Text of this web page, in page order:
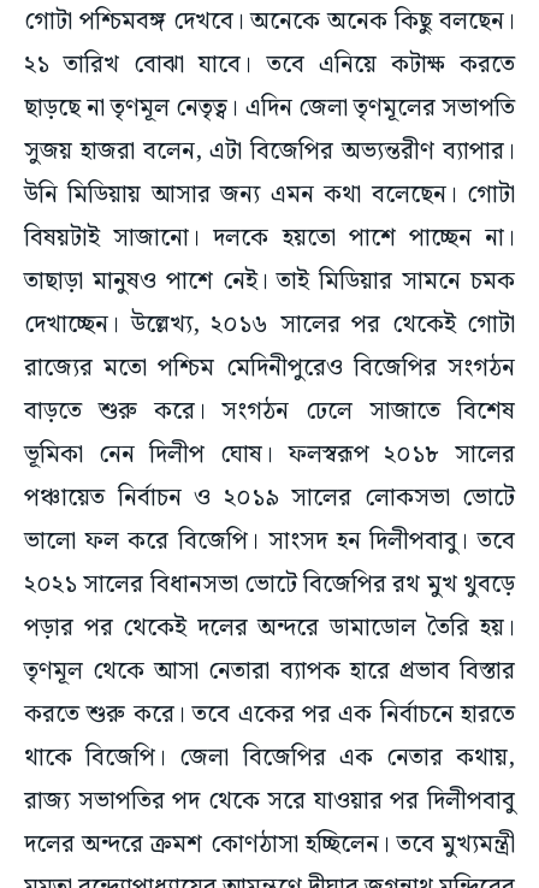
গোটা পশ্চিমবঙ্গ দেখবে। অনেকে অনেক কিছু বলছেন।
২১ তারিখ বোঝা যাবে। তবে এনিয়ে কটাক্ষ করতে
ছাড়ছে না তৃণমূল নেতৃত্ব। এদিন জেলা তৃণমূলের সভাপতি
সুজয় হাজরা বলেন, এটা বিজেপির অভ্যন্তরীণ ব্যাপার।
উনি মিডিয়ায় আসার জন্য এমন কথা বলেছেন। গোটা
বিষয়টাই সাজানো। দলকে হয়তো পাশে পাচ্ছেন না।
তাছাড়া মানুষও পাশে নেই। তাই মিডিয়ার সামনে চমক
দেখাচ্ছেন। উল্লেখ্য, ২০১৬ সালের পর থেকেই গোটা
রাজ্যের মতো পশ্চিম মেদিনীপুরেও বিজেপির সংগঠন
বাড়তে শুরু করে। সংগঠন ঢেলে সাজাতে বিশেষ
ভূমিকা নেন দিলীপ ঘোষ। ফলস্বরূপ ২০১৮ সালের
পঞ্চায়েত নির্বাচন ও ২০১৯ সালের লোকসভা ভোটে
ভালো ফল করে বিজেপি। সাংসদ হন দিলীপবাবু। তবে
২০২১ সালের বিধানসভা ভোটে বিজেপির রথ মুখ থুবড়ে
পড়ার পর থেকেই দলের অন্দরে ডামাডোল তৈরি হয়।
তৃণমূল থেকে আসা নেতারা ব্যাপক হারে প্রভাব বিস্তার
করতে শুরু করে। তবে একের পর এক নির্বাচনে হারতে
থাকে বিজেপি। জেলা বিজেপির এক নেতার কথায়,
রাজ্য সভাপতির পদ থেকে সরে যাওয়ার পর দিলীপবাবু
দলের অন্দরে ক্রমশ কোণঠাসা হচ্ছিলেন। তবে মুখ্যমন্ত্রী